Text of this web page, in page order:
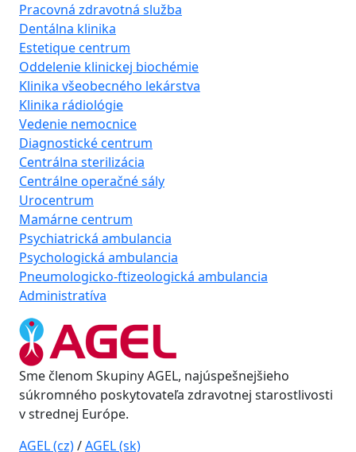
Pracovná zdravotná služba
Dentálna klinika
Estetique centrum
Oddelenie klinickej biochémie
Klinika všeobecného lekárstva
Klinika rádiológie
Vedenie nemocnice
Diagnostické centrum
Centrálna sterilizácia
Centrálne operačné sály
Urocentrum
Mamárne centrum
Psychiatrická ambulancia
Psychologická ambulancia
Pneumologicko-ftizeologická ambulancia
Administratíva
Sme členom Skupiny AGEL, najúspešnejšieho
súkromného poskytovateľa zdravotnej starostlivosti
v strednej Európe.
AGEL (cz)/AGEL (sk)